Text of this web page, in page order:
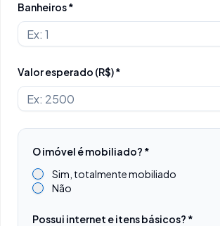
Banheiros *
Valor esperado (R$) *
O imóvel é mobiliado? *
Sim, totalmente mobiliado
Não
Possui internet e itens básicos? *